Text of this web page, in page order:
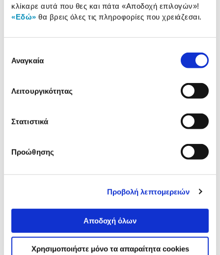
κλίκαρε αυτά που θες και πάτα «Αποδοχή επιλογών»!
«Εδώ» θα βρεις όλες τις πληροφορίες που χρειάζεσαι.
συγκατάθεσης
Αναγκαία
Λειτουργικότητας
Στατιστικά
Προώθησης
Προβολή λεπτομερειών
Αποδοχή όλων
Χρησιμοποιήστε μόνο τα απαραίτητα cookies
Αναλυτική
παρουσίαση
Αναλυτική παρουσίαση
Προδιαγραφές
προϊόντος
Κάτι μας λέει πως τα παρακάτω
Philips Γκριλιέρα HD6212/90
Izzy Γκριλιέρα Plancha IZ-
8103